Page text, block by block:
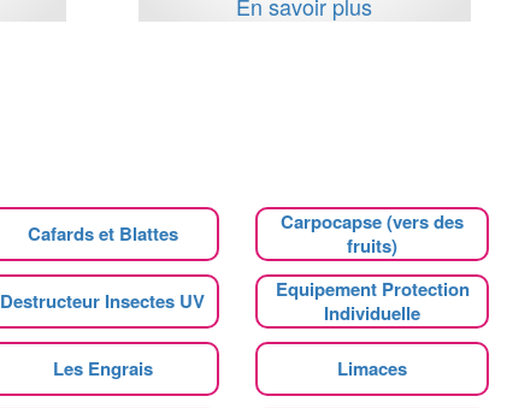
En savoir plus
Cafards et Blattes
Carpocapse (vers des
fruits)
Destructeur Insectes UV
Equipement Protection
Individuelle
Les Engrais Limaces